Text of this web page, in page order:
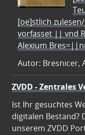
[oe]stlich
vorfasset || vnd
Alexium
Autor: Bresnicer,
ZVDD - Zentrales
Ist Ihr gesuchtes
digitalen Bestand?
unserem ZVDD